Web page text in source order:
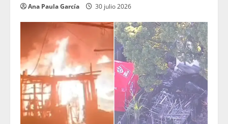
Ana Paula García 30 julio 2026